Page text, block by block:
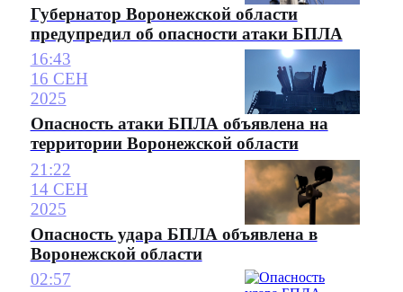
Губернатор Воронежской области
предупредил об опасности атаки БПЛА
16:43
16 СЕН
2025
Опасность атаки БПЛА объявлена на
территории Воронежской области
21:22
14 СЕН
2025
Опасность удара БПЛА объявлена в
Воронежской области
02:57